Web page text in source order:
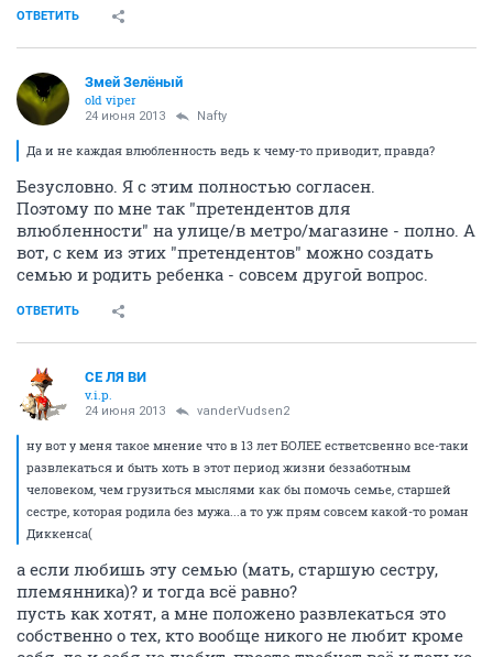
ОТВЕТИТЬ
Змей Зелёный
old viper
24 июня 2013 Nafty
Да и не каждая влюбленность ведь к чему-то приводит, правда?
Безусловно. Я с этим полностью согласен.
Поэтому по мне так "претендентов для
влюбленности" на улице/в метро/магазине - полно. А
вот, с кем из этих "претендентов" можно создать
семью и родить ребенка - совсем другой вопрос.
ОТВЕТИТЬ
СЕ ЛЯ ВИ
v.i.p.
24 июня 2013 vanderVudsen2
ну вот у меня такое мнение что в 13 лет БОЛЕЕ естветсвенно все-таки
развлекаться и быть хоть в этот период жизни беззаботным
человеком, чем грузиться мыслями как бы помочь семье, старшей
сестре, которая родила без мужа...а то уж прям совсем какой-то роман
Диккенса(
а если любишь эту семью (мать, старшую сестру,
племянника)? и тогда всё равно?
пусть как хотят, а мне положено развлекаться это
собственно о тех, кто вообще никого не любит кроме